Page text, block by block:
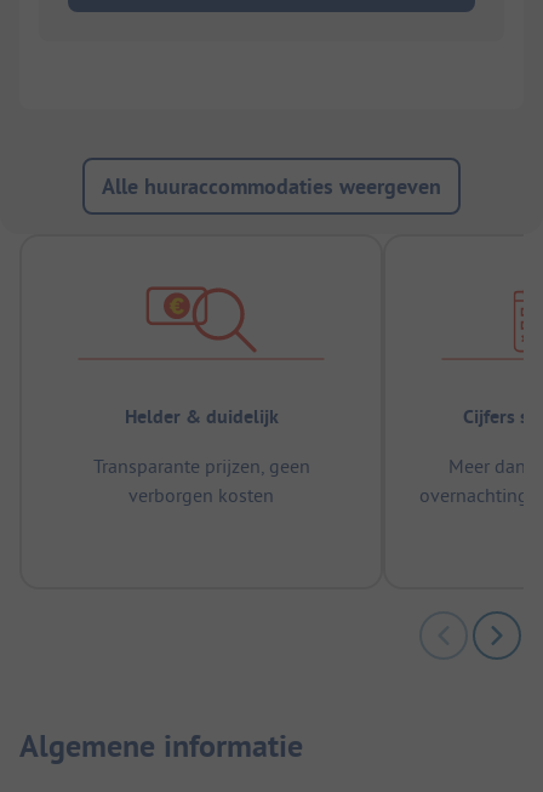
Alle huuraccommodaties weergeven
Helder & duidelijk
Transparante prijzen, geen
verborgen kosten
Cijfers
Meer dan
Algemene informatie